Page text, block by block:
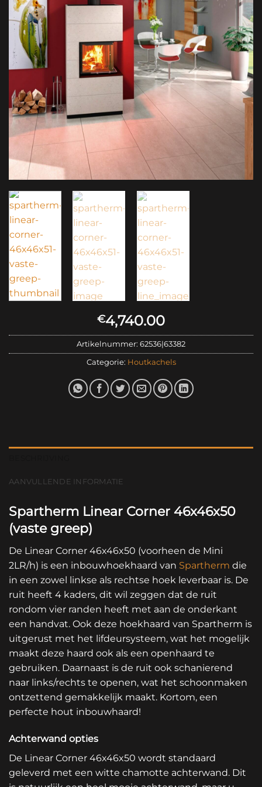
€4,740.00
Artikelnummer: 62536|63382
Categorie: Houtkachels
AANVULLENDE INFORMATIE
Spartherm Linear Corner 46x46x50
(vaste greep)
De Linear Corner 46x46x50 (voorheen de Mini
2LR/h) is een inbouwhoekhaard van Spartherm die
in een zowel linkse als rechtse hoek leverbaar is. De
ruit heeft 4 kaders, dit wil zeggen dat de ruit
rondom vier randen heeft met aan de onderkant
een handvat. Ook deze hoekhaard van Spartherm is
uitgerust met het lifdeursysteem, wat het mogelijk
maakt deze haard ook als een openhaard te
gebruiken. Daarnaast is de ruit ook schanierend
naar links/rechts te openen, wat het schoonmaken
ontzettend gemakkelijk maakt. Kortom, een
perfecte hout inbouwhaard!
Achterwand opties
De Linear Corner 46x46x50 wordt standaard
geleverd met een witte chamotte achterwand. Dit